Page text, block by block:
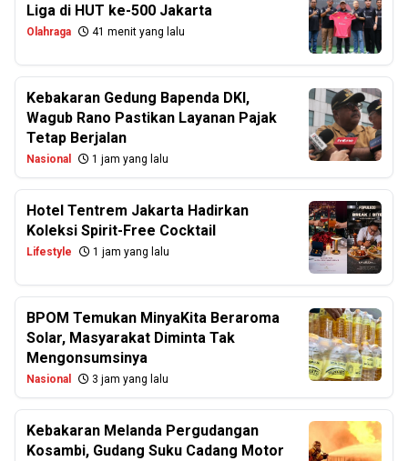
Liga di HUT ke-500 Jakarta
Olahraga 41 menit yang lalu
Kebakaran Gedung Bapenda DKI,
Wagub Rano Pastikan Layanan Pajak
Tetap Berjalan
Nasional 1 jam yang lalu
Hotel Tentrem Jakarta Hadirkan
Koleksi Spirit-Free Cocktail
Lifestyle 1 jam yang lalu
BPOM Temukan MinyaKita Beraroma
Solar, Masyarakat Diminta Tak
Mengonsumsinya
Nasional 3 jam yang lalu
Kebakaran Melanda Pergudangan
Kosambi, Gudang Suku Cadang Motor